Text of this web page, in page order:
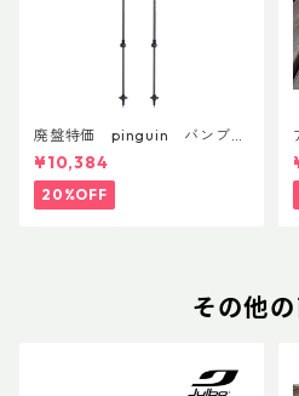
廃盤特価 pinguin バンブー
FLフォーム(ペア)
¥10,384
20%OFF
その他